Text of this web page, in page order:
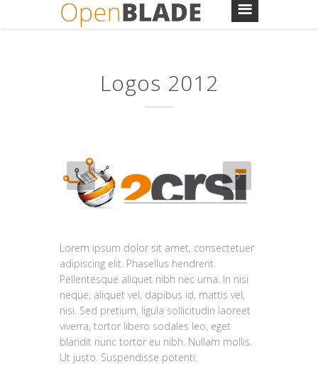
Logos 2012
Lorem ipsum dolor sit amet, consectetuer
adipiscing elit. Phasellus hendrerit.
Pellentesque aliquet nibh nec urna. In nisi
neque, aliquet vel, dapibus id, mattis vel,
nisi. Sed pretium, ligula sollicitudin laoreet
viverra, tortor libero sodales leo, eget
blandit nunc tortor eu nibh. Nullam mollis.
Ut justo. Suspendisse potenti.